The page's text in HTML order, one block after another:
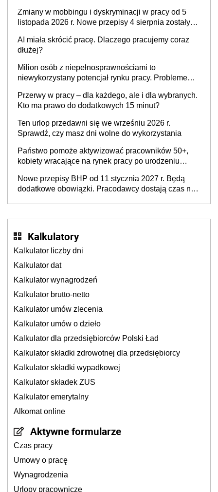
Zmiany w mobbingu i dyskryminacji w pracy od 5
listopada 2026 r. Nowe przepisy 4 sierpnia zostały
AI miała skrócić pracę. Dlaczego pracujemy coraz
dłużej?
Milion osób z niepełnosprawnościami to
niewykorzystany potencjał rynku pracy. Problemem
refundacji, ale bariery po stronie systemu i
świadomości pracodawców [WYWIAD]
Przerwy w pracy – dla każdego, ale i dla wybranych.
Kto ma prawo do dodatkowych 15 minut?
Ten urlop przedawni się we wrześniu 2026 r.
Sprawdź, czy masz dni wolne do wykorzystania
Państwo pomoże aktywizować pracowników 50+,
kobiety wracające na rynek pracy po urodzeniu
neuroatypowe. Powstanie Fundusz na rzecz
Inkluzywności w Zatrudnianiu?
Nowe przepisy BHP od 11 stycznia 2027 r. Będą
dodatkowe obowiązki. Pracodawcy dostają czas na
Kalkulatory
Kalkulator liczby dni
Kalkulator dat
Kalkulator wynagrodzeń
Kalkulator brutto-netto
Kalkulator umów zlecenia
Kalkulator umów o dzieło
Kalkulator dla przedsiębiorców Polski Ład
Kalkulator składki zdrowotnej dla przedsiębiorcy
Kalkulator składki wypadkowej
Kalkulator składek ZUS
Kalkulator emerytalny
Alkomat online
Aktywne formularze
Czas pracy
Umowy o pracę
Wynagrodzenia
Urlopy pracownicze